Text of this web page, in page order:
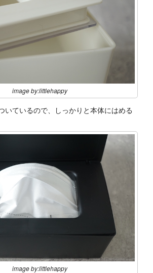
image by:littlehappy
いているので、しっかりと本体にはめる
image by:littlehappy